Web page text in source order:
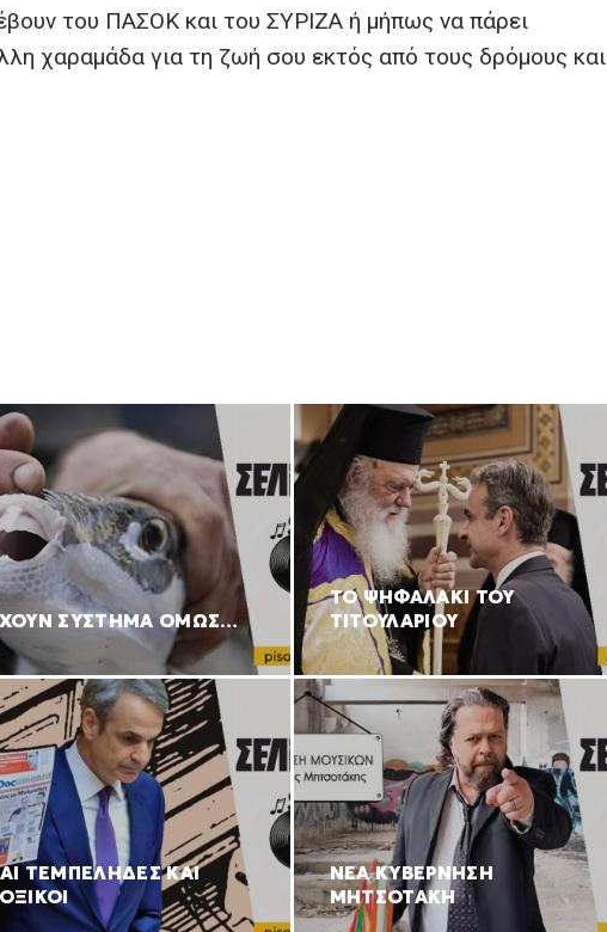
του ΠΑΣΟΚ και του ΣΥΡΙΖΑ ή μήπως να πάρει
χαραμάδα για τη ζωή σου εκτός από τους δρόμους και
ΣΥΣΤΗΜΑ ΟΜΩΣ…
ΤΟ ΨΗΦΑΛΑΚΙ ΤΟΥ
ΤΙΤΟΥΛΑΡΙΟΥ
ΤΕΜΠΕΛΗΔΕΣ ΚΑΙ
ΝΕΑ ΚΥΒΕΡΝΗΣΗ
ΜΗΤΣΟΤΑΚΗ